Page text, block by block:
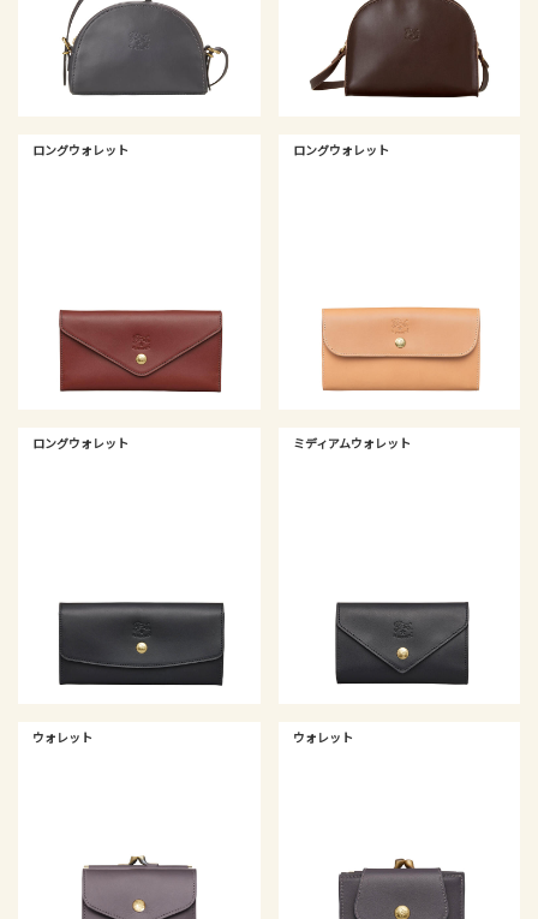
ロングウォレット ロングウォレット
ロングウォレット ミディアムウォレット
ウォレット ウォレット